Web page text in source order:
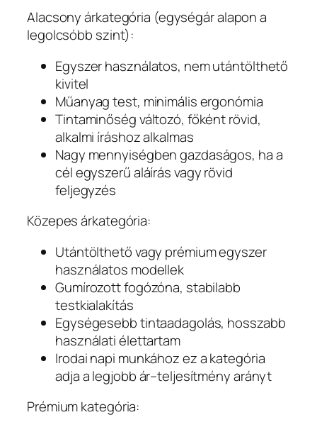
Alacsony árkategória (egységár alapon a
legolcsóbb szint):
Egyszer használatos, nem utántölthető
kivitel
Műanyag test, minimális ergonómia
Tintaminőség változó, főként rövid,
alkalmi íráshoz alkalmas
Nagy mennyiségben gazdaságos, ha a
cél egyszerű aláírás vagy rövid
feljegyzés
Közepes árkategória:
Utántölthető vagy prémium egyszer
használatos modellek
Gumírozott fogózóna, stabilabb
testkialakítás
Egységesebb tintaadagolás, hosszabb
használati élettartam
Irodai napi munkához ez a kategória
adja a legjobb ár–teljesítmény arányt
Prémium kategória: